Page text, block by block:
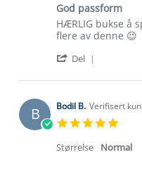
God passform
Review
by
P.
2
2026
review
stating
passform
HÆRLIG bukse å
flere av denne 😉
Del
Review
Grethe
P.
on
2
Aug
B Bodil B. Verifisert
rating
Størrelse Normal